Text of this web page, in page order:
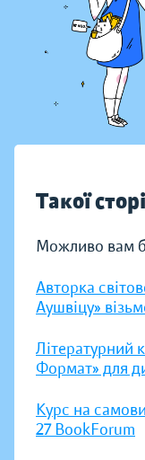
Такої
Можливо вам
Авторка
Аушвіцу»
Літературний
Формат» для
Курс на
27 BookForum